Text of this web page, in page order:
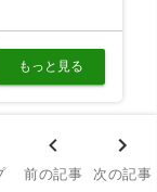
もっと見る
前の記事 次の記事